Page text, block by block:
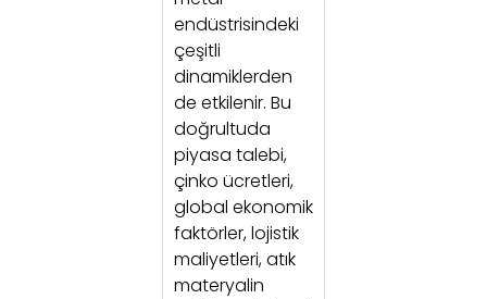
endüstrisindeki
çeşitli
dinamiklerden
de etkilenir. Bu
doğrultuda
piyasa talebi,
çinko ücretleri,
global ekonomik
faktörler, lojistik
maliyetleri, atık
materyalin